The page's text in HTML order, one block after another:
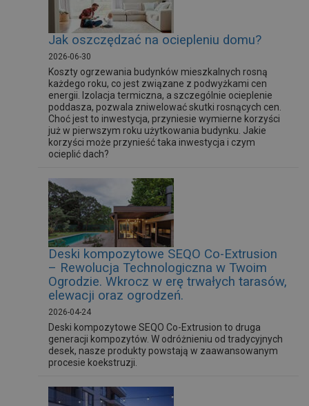
Jak oszczędzać na ociepleniu domu?
2026-06-30
Koszty ogrzewania budynków mieszkalnych rosną
każdego roku, co jest związane z podwyżkami cen
energii. Izolacja termiczna, a szczególnie ocieplenie
poddasza, pozwala zniwelować skutki rosnących cen.
Choć jest to inwestycja, przyniesie wymierne korzyści
już w pierwszym roku użytkowania budynku. Jakie
korzyści może przynieść taka inwestycja i czym
ocieplić dach?
Deski kompozytowe SEQO Co-Extrusion
– Rewolucja Technologiczna w Twoim
Ogrodzie. Wkrocz w erę trwałych tarasów,
elewacji oraz ogrodzeń.
2026-04-24
Deski kompozytowe SEQO Co-Extrusion to druga
generacji kompozytów. W odróżnieniu od tradycyjnych
desek, nasze produkty powstają w zaawansowanym
procesie koekstruzji.